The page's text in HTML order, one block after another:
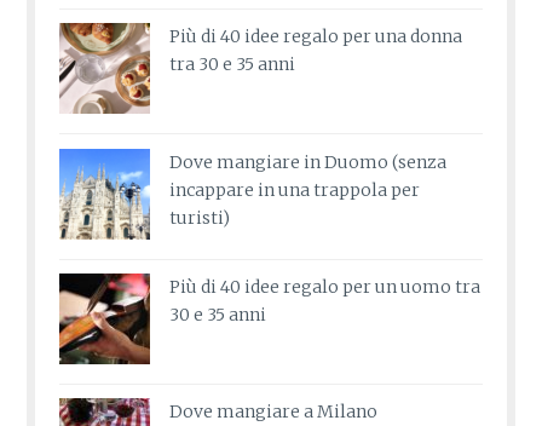
Più di 40 idee regalo per una donna
tra 30 e 35 anni
Dove mangiare in Duomo (senza
incappare in una trappola per
turisti)
Più di 40 idee regalo per un uomo tra
30 e 35 anni
Dove mangiare a Milano